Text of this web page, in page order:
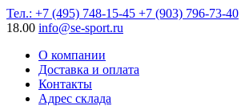
Тел.: +7 (495) 748-15-45 +7 (903) 796-73-40
18.00 info@se-sport.ru
О компании
Доставка и оплата
Контакты
Адрес склада